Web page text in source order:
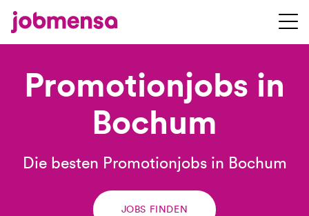
Promotionjobs in
Bochum
Die besten Promotionjobs in Bochum
JOBS FINDEN